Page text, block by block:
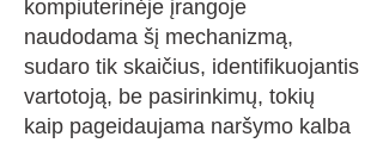
kompiuterinėje įrangoje
naudodama šį mechanizmą,
sudaro tik skaičius, identifikuojantis
vartotoją, be pasirinkimų, tokių
kaip pageidaujama naršymo kalba